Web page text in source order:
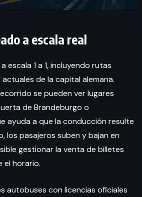
a escala real
escala 1 a 1, incluyendo rutas
de la capital alemana.
se pueden ver lugares
de Brandeburgo o
ayuda a que la conducción resulte
los pasajeros suben y bajan en
gestionar la venta de billetes
el horario.
autobuses con licencias oficiales